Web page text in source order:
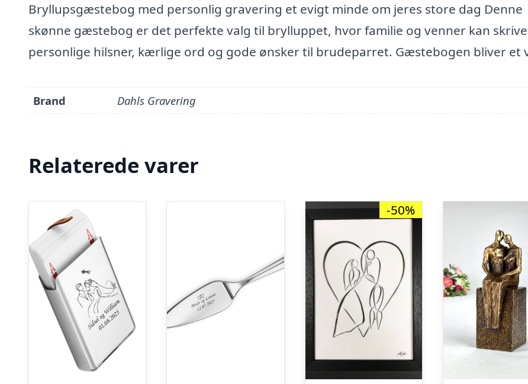
Bryllupsgæstebog med personlig gravering et evigt minde om jeres store dag Denne
skønne gæstebog er det perfekte valg til brylluppet, hvor familie og venner kan skrive
personlige hilsner, kærlige ord og gode ønsker til brudeparret. Gæstebogen bliver et
Brand Dahls Gravering
Relaterede varer
-50%